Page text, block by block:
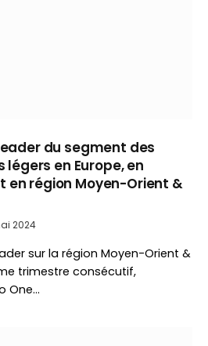
du segment des
en Europe, en
en région Moyen-Orient &
2024
sur la région Moyen-Orient &
trimestre consécutif,
One…